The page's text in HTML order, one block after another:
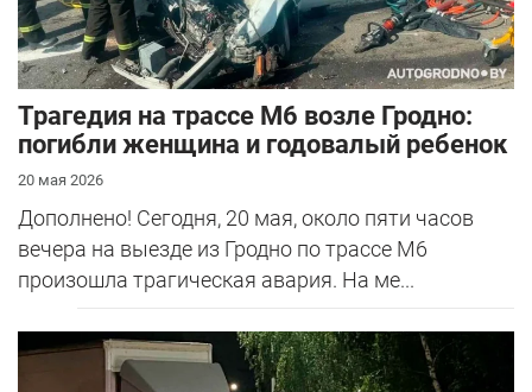
Трагедия на трассе М6 возле Гродно:
погибли женщина и годовалый ребенок
20 мая 2026
Дополнено! Сегодня, 20 мая, около пяти часов
вечера на выезде из Гродно по трассе М6
произошла трагическая авария. На ме...